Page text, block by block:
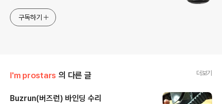
구독하기
I'm prostars 의 다른 글 더보기
Buzrun(버즈런) 바인딩 수리